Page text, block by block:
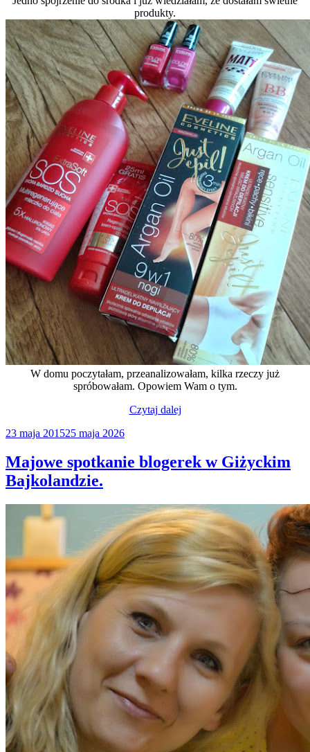
produkty.
W domu poczytałam, przeanalizowałam, kilka rzeczy już
spróbowałam. Opowiem Wam o tym.
Czytaj dalej„Majowe
Opublikowane
23 maja 201525 maja 2026
Majowe spotkanie blogerek w Giżyckim
Bajkolandzie.